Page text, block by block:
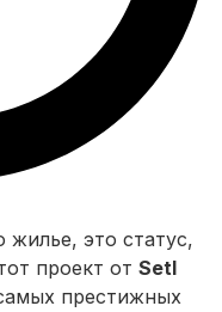
жилье, это статус,
проект от Setl
престижных